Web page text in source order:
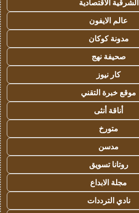
الشرقية الاقتصادية
عالم الايفون
مدونة كوكان
صحيفة نهج
كار نيوز
موقع خبرة التقني
أناقة أنثى
متورخ
مدسن
روتانا تسويق
مجلة الابداع
نادي الترددات